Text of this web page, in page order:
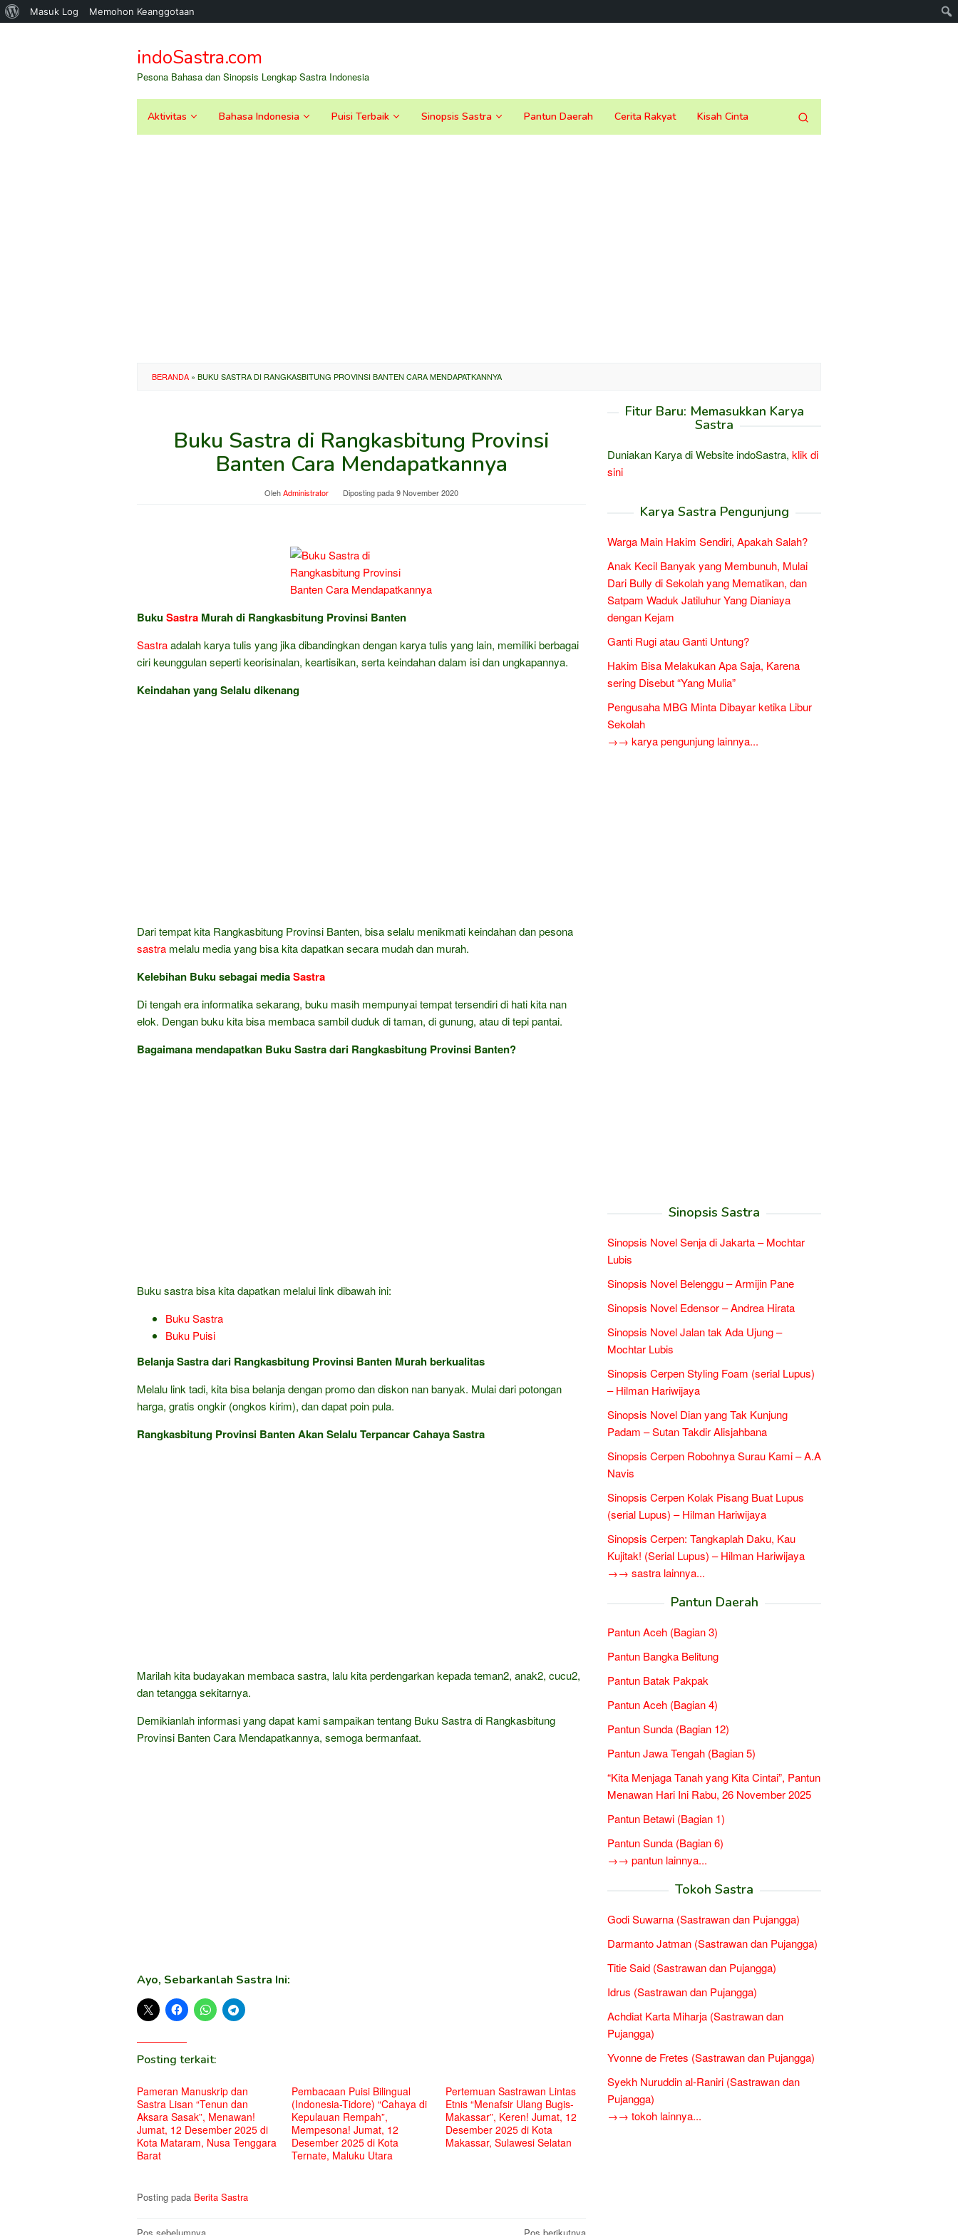
Tentang
Masuk Log Memohon Keanggotaan
kontenindoSastra.com
Pesona Bahasa dan Sinopsis Lengkap Sastra Indonesia
Aktivitas Bahasa Indonesia Puisi Terbaik Sinopsis Sastra Pantun Daerah Cerita Rakyat Kisah Cinta
BERANDA » BUKU SASTRA DI RANGKASBITUNG PROVINSI BANTEN CARA MENDAPATKANNYA
Buku Sastra di Rangkasbitung Provinsi
Banten Cara Mendapatkannya
OlehAdministrator Diposting pada9 November 2020
BukuSastra Murah di Rangkasbitung Provinsi Banten
Sastraadalah karya tulis yang jika dibandingkan dengan karya tulis yang lain, memiliki berbagai
ciri keunggulan seperti keorisinalan, keartisikan, serta keindahan dalam isi dan ungkapannya.
Keindahan yang Selalu dikenang
Dari tempat kita Rangkasbitung Provinsi Banten, bisa selalu menikmati keindahan dan pesona
sastra melalu media yang bisa kita dapatkan secara mudah dan murah.
Kelebihan Buku sebagai mediaSastra
Di tengah era informatika sekarang, buku masih mempunyai tempat tersendiri di hati kita nan
elok. Dengan buku kita bisa membaca sambil duduk di taman, di gunung, atau di tepi pantai.
Bagaimana mendapatkan Buku Sastra dari Rangkasbitung Provinsi Banten?
Buku sastra bisa kita dapatkan melalui link dibawah ini:
Buku Sastra
Buku Puisi
Belanja Sastra dari Rangkasbitung Provinsi Banten Murah berkualitas
Melalu link tadi, kita bisa belanja dengan promo dan diskon nan banyak. Mulai dari potongan
harga, gratis ongkir (ongkos kirim), dan dapat poin pula.
Rangkasbitung Provinsi Banten Akan Selalu Terpancar Cahaya Sastra
Marilah kita budayakan membaca sastra, lalu kita perdengarkan kepada teman2, anak2, cucu2,
dan tetangga sekitarnya.
Demikianlah informasi yang dapat kami sampaikan tentang Buku Sastra di Rangkasbitung
Provinsi Banten Cara Mendapatkannya, semoga bermanfaat.
Ayo, Sebarkanlah Sastra Ini:
Posting terkait:
Pameran Manuskrip dan
Sastra Lisan “Tenun dan
Aksara Sasak”, Menawan!
Jumat, 12 Desember 2025 di
Kota Mataram, Nusa Tenggara
Barat
Pembacaan Puisi Bilingual
(Indonesia-Tidore) “Cahaya di
Kepulauan Rempah”,
Mempesona! Jumat, 12
Desember 2025 di Kota
Ternate, Maluku Utara
Pertemuan Sastrawan Lintas
Etnis “Menafsir Ulang Bugis-
Makassar”, Keren! Jumat, 12
Desember 2025 di Kota
Makassar, Sulawesi Selatan
Posting pada Berita Sastra
Fitur Baru: Memasukkan Karya
Sastra
Duniakan Karya di Website indoSastra, klik di
sini
Karya Sastra Pengunjung
Warga Main Hakim Sendiri, Apakah Salah?
Anak Kecil Banyak yang Membunuh, Mulai
Dari Bully di Sekolah yang Mematikan, dan
Satpam Waduk Jatiluhur Yang Dianiaya
dengan Kejam
Ganti Rugi atau Ganti Untung?
Hakim Bisa Melakukan Apa Saja, Karena
sering Disebut “Yang Mulia”
Pengusaha MBG Minta Dibayar ketika Libur
Sekolah
→→ karya pengunjung lainnya...
Sinopsis Sastra
Sinopsis Novel Senja di Jakarta – Mochtar
Lubis
Sinopsis Novel Belenggu – Armijin Pane
Sinopsis Novel Edensor – Andrea Hirata
Sinopsis Novel Jalan tak Ada Ujung –
Mochtar Lubis
Sinopsis Cerpen Styling Foam (serial Lupus)
– Hilman Hariwijaya
Sinopsis Novel Dian yang Tak Kunjung
Padam – Sutan Takdir Alisjahbana
Sinopsis Cerpen Robohnya Surau Kami – A.A
Navis
Sinopsis Cerpen Kolak Pisang Buat Lupus
(serial Lupus) – Hilman Hariwijaya
Sinopsis Cerpen: Tangkaplah Daku, Kau
Kujitak! (Serial Lupus) – Hilman Hariwijaya
→→ sastra lainnya...
Pantun Daerah
Pantun Aceh (Bagian 3)
Pantun Bangka Belitung
Pantun Batak Pakpak
Pantun Aceh (Bagian 4)
Pantun Sunda (Bagian 12)
Pantun Jawa Tengah (Bagian 5)
“Kita Menjaga Tanah yang Kita Cintai”, Pantun
Menawan Hari Ini Rabu, 26 November 2025
Pantun Betawi (Bagian 1)
Pantun Sunda (Bagian 6)
→→ pantun lainnya...
Tokoh Sastra
Godi Suwarna (Sastrawan dan Pujangga)
Darmanto Jatman (Sastrawan dan Pujangga)
Titie Said (Sastrawan dan Pujangga)
Idrus (Sastrawan dan Pujangga)
Achdiat Karta Miharja (Sastrawan dan
Pujangga)
Yvonne de Fretes (Sastrawan dan Pujangga)
Syekh Nuruddin al-Raniri (Sastrawan dan
Pujangga)
→→ tokoh lainnya...